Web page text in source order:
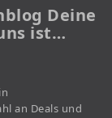
Deine
ist…
an Deals und